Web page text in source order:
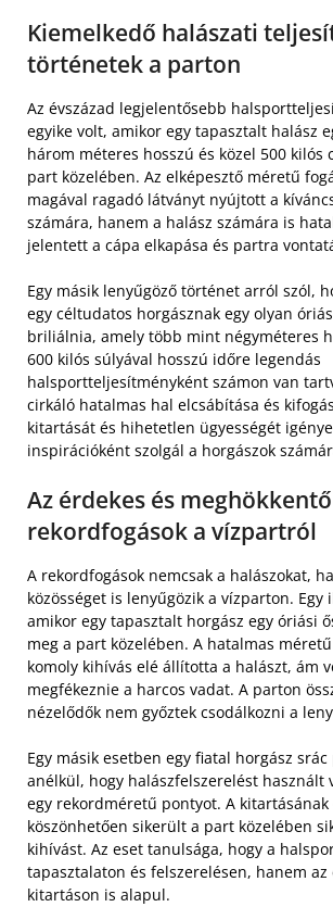
Kiemelkedő halászati
történetek a parton
Az évszázad legjelentősebb
egyike volt, amikor egy tapasztalt halász
három méteres hosszú és közel 500 kilós
part közelében. Az elképesztő méretű
magával ragadó látványt nyújtott a
számára, hanem a halász számára is
jelentett a cápa elkapása és partra
Egy másik lenyűgöző történet arról szól,
egy céltudatos horgásznak egy olyan
briliálnia, amely több mint négyméteres
600 kilós súlyával hosszú időre legendás
halsportteljesítményként számon van
cirkáló hatalmas hal elcsábítása és
kitartását és hihetetlen ügyességét
inspirációként szolgál a horgászok
Az érdekes és meghökkentő
rekordfogások a vízpartról
A rekordfogások nemcsak a halászokat,
közösséget is lenyűgözik a vízparton. Egy
amikor egy tapasztalt horgász egy óriási
meg a part közelében. A hatalmas
komoly kihívás elé állította a halászt, ám
megfékeznie a harcos vadat. A parton
nézelődők nem győztek csodálkozni a
Egy másik esetben egy fiatal horgász srác
anélkül, hogy halászfelszerelést használt
egy rekordméretű pontyot. A kitartásának
köszönhetően sikerült a part közelében
kihívást. Az eset tanulsága, hogy a
tapasztalaton és felszerelésen, hanem az
kitartáson is alapul.